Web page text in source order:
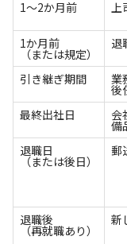
1～2か月前
1か月前
（または規定）
退
引き継ぎ期間 業
後
最終出社日
会
備
退職日
（または後日）
郵
退職後
（再就職あり）
新